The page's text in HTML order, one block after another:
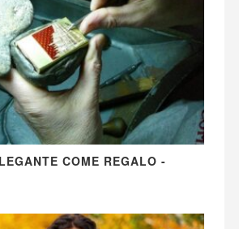
COME REGALO -